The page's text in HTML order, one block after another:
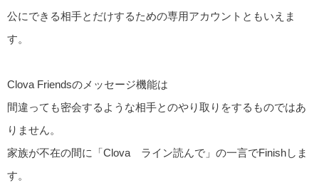
公にできる相手とだけするための専用アカウントともいえま
す。
Clova Friendsのメッセージ機能は
間違っても密会するような相手とのやり取りをするものではあ
りません。
家族が不在の間に「Clova ライン読んで」の一言でFinishしま
す。